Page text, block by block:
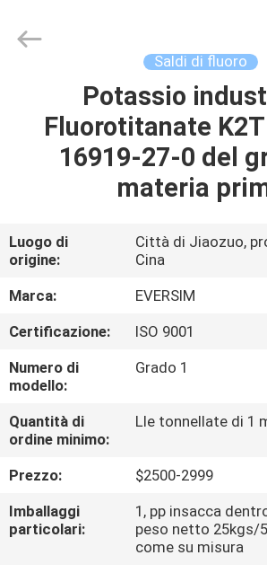
PRODOTTI
SU
DI
NOI
VISITA
ALLA
FABBRICA
CONTROLLO
DELLA
Imp.&Exp.Co.,Ltd.
Saldi di fluoro
Potassio
Fluorotitanate
16919-27-0 del
materia
Luogo di
origine:
Città di Jiaozuo,
Cina
Marca:
EVERSIM
Certificazione:
ISO 9001
Numero di
modello:
Grado 1
Quantità di
ordine minimo:
Lle tonnellate di 1
Prezzo:
$2500-2999
Imballaggi
particolari:
1, pp insacca
peso netto 25kgs/
come su misura